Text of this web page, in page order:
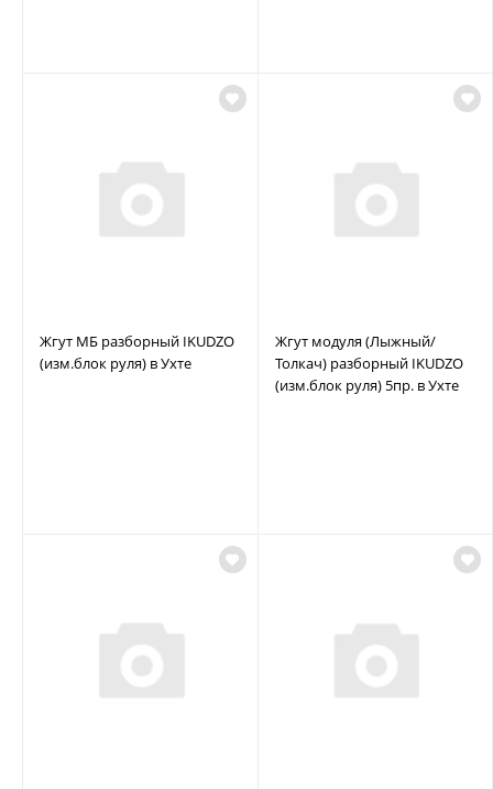
Жгут МБ разборный IKUDZO
(изм.блок руля) в Ухте
Жгут модуля (Лыжный/
Толкач) разборный IKUDZO
(изм.блок руля) 5пр. в Ухте